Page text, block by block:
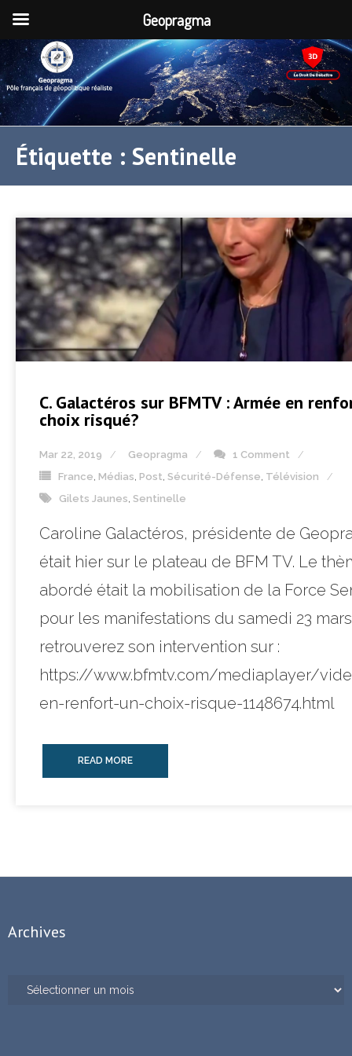
Étiquette : Sentinelle
C. Galactéros sur BFMTV : Armée en
choix risqué?
Mar 22, 2019 Geopragma
1 Comment
France Médias Post Sécurité-Défense Télévision
Gilets Jaunes Sentinelle
Caroline Galactéros, présidente de
était hier sur le plateau de BFM TV. Le
abordé était la mobilisation de la Force
pour les manifestations du samedi 23
retrouverez son intervention sur :
https://www.bfmtv.com/mediaplayer/
en-renfort-un-choix-risque-1148674.html
READ MORE
Archives
Geopragma